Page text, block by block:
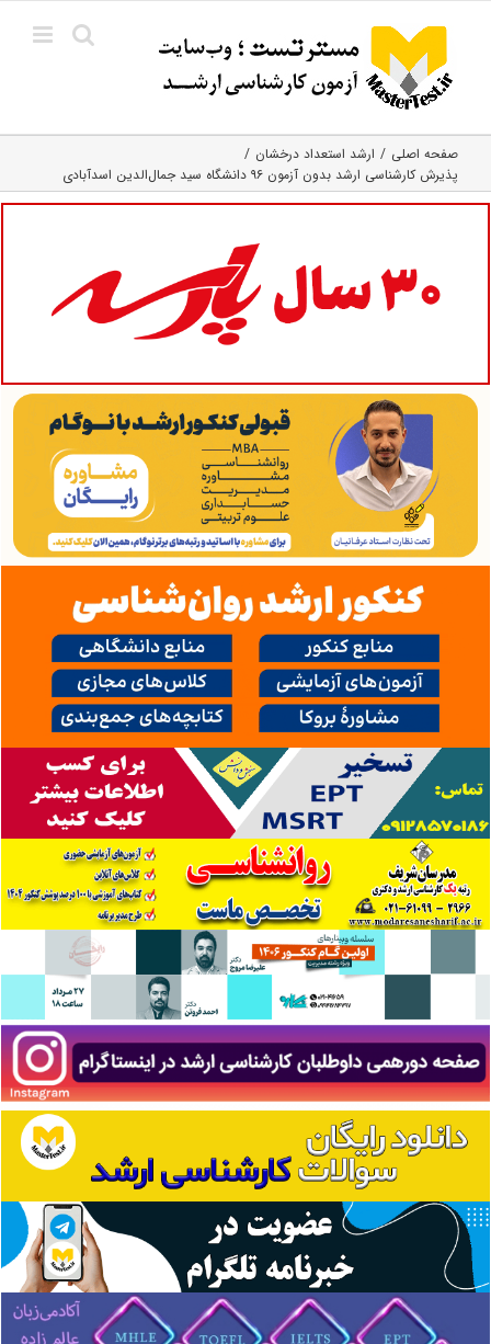
content
صفحه اصلی
ارشد استعداد درخشان
پذیرش کارشناسی ارشد بدون آزمون ۹۶ دانشگاه سید جمال‌الدین‌ اسدآبادی